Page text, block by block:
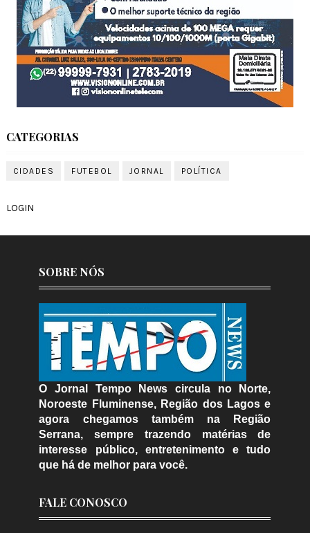
CATEGORIAS
CIDADES FUTEBOL JORNAL POLÍTICA
LOGIN
SOBRE NÓS
O Jornal Tempo News circula no Norte,
Noroeste Fluminense, Região dos Lagos e
agora chegamos também na Região
Serrana, sempre trazendo matérias de
interesse público, entretenimento e tudo
que há de melhor para você.
FALE CONOSCO